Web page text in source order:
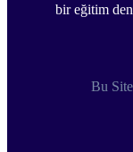
bir eğitim
Bu Site